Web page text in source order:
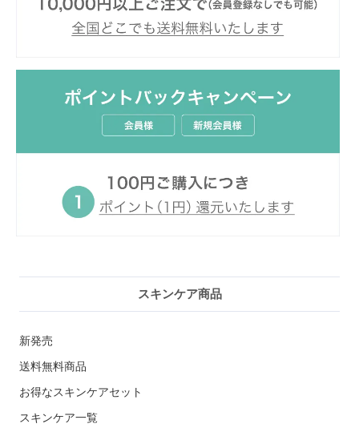
スキンケア商品
新発売
送料無料商品
お得なスキンケアセット
スキンケア一覧